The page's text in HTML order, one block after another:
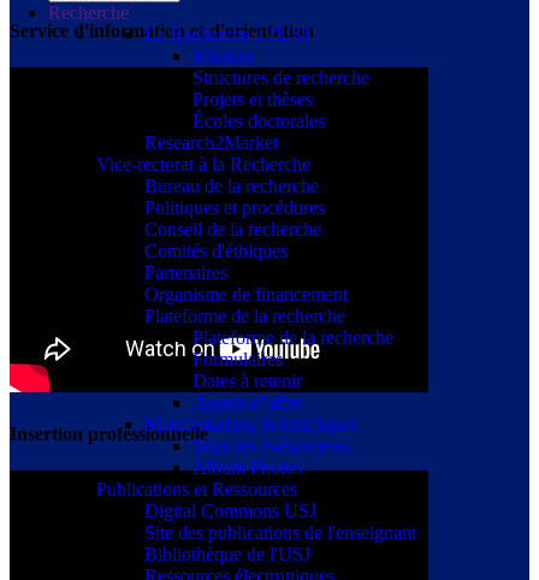
Recherche
La Recherche à l'USJ
Mission
Structures de recherche
Projets et thèses
Écoles doctorales
Research2Market
Vice-rectorat à la Recherche
Bureau de la recherche
Politiques et procédures
Conseil de la recherche
Comités d'éthiques
Partenaires
Organisme de financement
Plateforme de la recherche
Plateforme de la recherche
Formulaires
Dates à retenir
Appels d'offre
Manifestations Scientifiques
Tous les événements
Album Photos
Publications et Ressources
Digital Commons USJ
Site des publications de l'enseignant
Bibliothèque de l'USJ
Ressources électroniques
Service d'information et d'orientation
Insertion professionnelle